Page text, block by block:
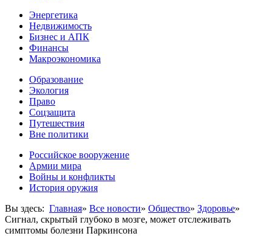
Энергетика
Недвижимость
Бизнес и АПК
Финансы
Макроэкономика
Образование
Экология
Право
Соцзащита
Путешествия
Вне политики
Российское вооружение
Армии мира
Войны и конфликты
История оружия
Вы здесь: Главная» Все новости» Общество» Здоровье»
Сигнал, скрытый глубоко в мозге, может отслеживать
симптомы болезни Паркинсона